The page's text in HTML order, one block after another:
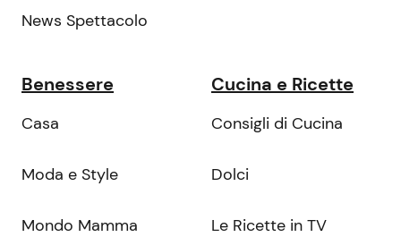
News Spettacolo
Benessere
Casa
Moda e Style
Mondo Mamma
Cucina e Ricette
Consigli di Cucina
Dolci
Le Ricette in TV